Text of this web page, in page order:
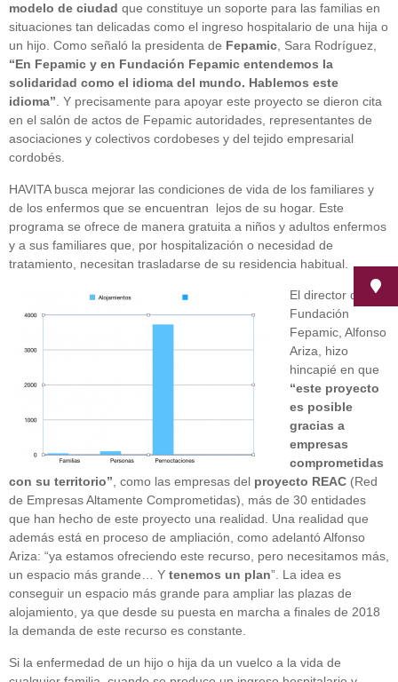
modelo de ciudad que constituye un soporte para las familias en
situaciones tan delicadas como el ingreso hospitalario de una hija o
un hijo. Como señaló la presidenta de Fepamic, Sara Rodríguez,
“En Fepamic y en Fundación Fepamic entendemos la
solidaridad como el idioma del mundo. Hablemos este
idioma”. Y precisamente para apoyar este proyecto se dieron cita
en el salón de actos de Fepamic autoridades, representantes de
asociaciones y colectivos cordobeses y del tejido empresarial
cordobés.
HAVITAbusca mejorar las condiciones de vida de los familiares y
de los enfermos que se encuentran lejos de su hogar. Este
programa se ofrece de manera gratuita a niños y adultos enfermos
y a sus familiares que, por hospitalización o necesidad de
tratamiento, necesitan trasladarse de su residencia habitual.
El director de la
Fundación
Fepamic, Alfonso
Ariza, hizo
hincapié en que
“este proyecto
es posible
gracias a
empresas
comprometidas
con su territorio” , como las empresas del proyecto REAC (Red
de Empresas Altamente Comprometidas), más de 30 entidades
que han hecho de este proyecto una realidad. Una realidad que
además está en proceso de ampliación, como adelantó Alfonso
Ariza: “ya estamos ofreciendo este recurso, pero necesitamos más,
un espacio más grande… Y tenemos un plan”. La idea es
conseguir un espacio más grande para ampliar las plazas de
alojamiento, ya que desde su puesta en marcha a finales de 2018
la demanda de este recurso es constante.
Si la enfermedad de un hijo o hija da un vuelco a la vida de